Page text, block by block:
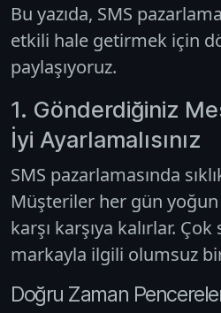
Bu yazıda, SMS
etkili hale getirmek için
paylaşıyoruz.
1. Gönderdiğiniz
İyi Ayarlamalısınız
SMS pazarlamasında
Müşteriler her gün yoğun
karşı karşıya kalırlar.
markayla ilgili olumsuz
Doğru Zaman